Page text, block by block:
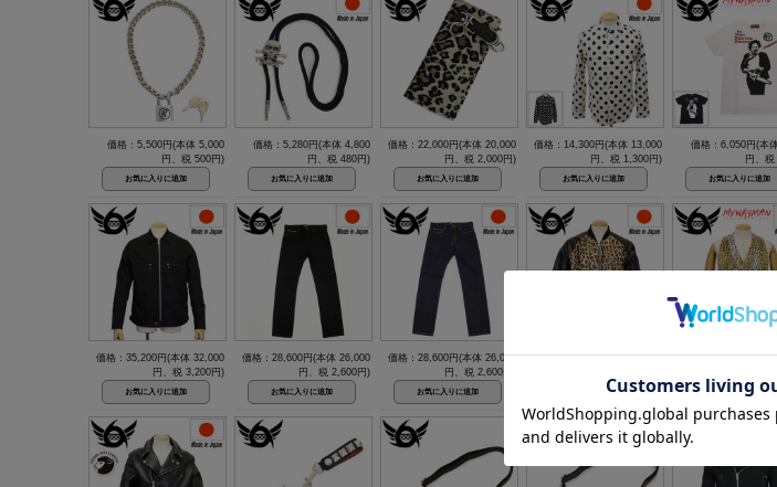
価格：5,500円(本体 5,000
円、税 500円)
価格：5,280円(本体 4,800
円、税 480円)
価格：22,000円(本体 20,000
円、税 2,000円)
価格：14,300円(本体 13,000
円、税 1,300円)
価格：6,050円(本
円、
価格：35,200円(本体 32,000
円、税 3,200円)
価格：28,600円(本体 26,000
円、税 2,600円)
価格：28,600円(本体 26,000
円、税 2,600円)
価格：38,500円(本体 35,000
価格：30,800円(本体